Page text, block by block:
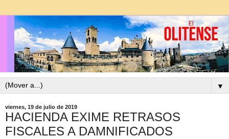
▼
viernes, 19 de julio de 2019
HACIENDA EXIME RETRASOS
FISCALES A DAMNIFICADOS